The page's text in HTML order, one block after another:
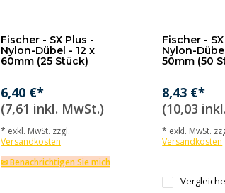
Fischer - SX Plus -
Nylon-Dübel - 12 x
60mm (25 Stück)
6,40 €*
(7,61 inkl. MwSt.)
* exkl. MwSt. zzgl.
Versandkosten
✉ Benachrichtigen Sie mich
Fischer -
Nylon-
50mm (50
8,43 €*
(10,03
* exkl. MwSt.
Versandkosten